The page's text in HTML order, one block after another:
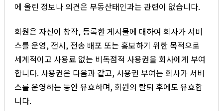
에 올린 정보나 의견은 부동산태인과는 관련이 없습니다.
회원은 자신이 창작, 등록한 게시물에 대하여 회사가 서비
스를 운영, 전시, 전송 배포 또는 홍보하기 위한 목적으로
세계적이고 사용료 없는 비독점적 사용권을 회사에게 부여
합니다. 사용권은 다음과 같고, 사용권 부여는 회사가 서비
스를 운영하는 동안 유효하며, 회원의 탈퇴 후에도 유효합
니다.